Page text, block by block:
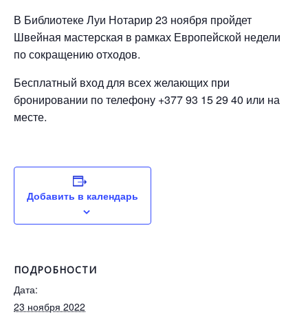
В Библиотеке Луи Нотарир 23 ноября пройдет
Швейная мастерская в рамках Европейской недели
по сокращению отходов.
Бесплатный вход для всех желающих при
бронировании по телефону +377 93 15 29 40 или на
месте.
Добавить в календарь
ПОДРОБНОСТИ
Дата:
23 ноября 2022